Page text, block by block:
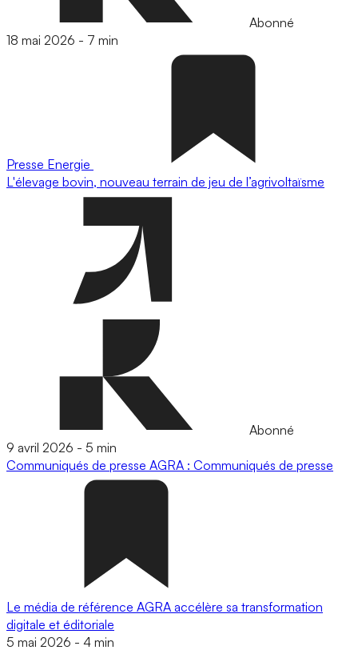
Abonné
18 mai 2026 - 7 min
Presse Energie
L'élevage bovin, nouveau terrain de jeu de l’agrivoltaïsme
Abonné
9 avril 2026 - 5 min
Communiqués de presse AGRA : Communiqués de presse
Le média de référence AGRA accélère sa transformation
digitale et éditoriale
5 mai 2026 - 4 min